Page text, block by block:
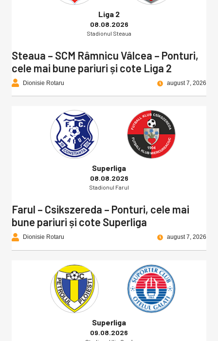
Liga 2
08.08.2026
Stadionul Steaua
Steaua – SCM Râmnicu Vâlcea – Ponturi,
cele mai bune pariuri și cote Liga 2
Dionisie Rotaru august 7, 2026
Superliga
08.08.2026
Stadionul Farul
Farul – Csikszereda – Ponturi, cele mai
bune pariuri și cote Superliga
Dionisie Rotaru august 7, 2026
Superliga
09.08.2026